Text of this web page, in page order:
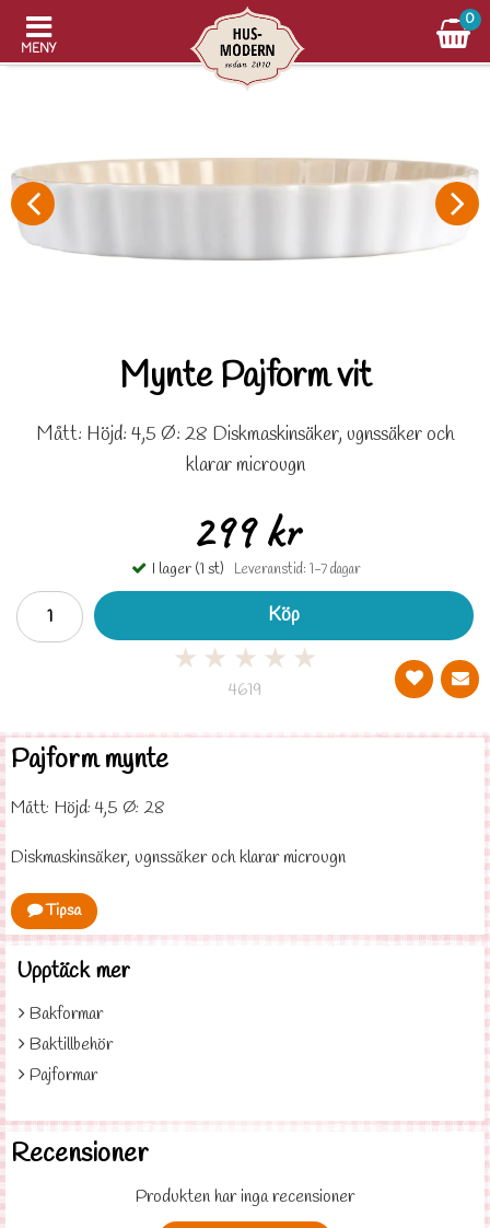
MENY
0
Mynte Pajform vit
Mått: Höjd: 4,5 Ø: 28 Diskmaskinsäker, ugnssäker och
klarar microugn
299 kr
I lager (1 st) Leveranstid: 1-7 dagar
Köp
★ ★ ★ ★ ★
4619
Pajform mynte
Mått: Höjd: 4,5 Ø: 28
Diskmaskinsäker, ugnssäker och klarar microugn
Tipsa
Upptäck mer
Bakformar
Baktillbehör
Pajformar
Recensioner
Produkten har inga recensioner